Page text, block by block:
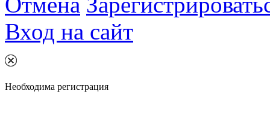
Вход на сайт
Необходима регистрация